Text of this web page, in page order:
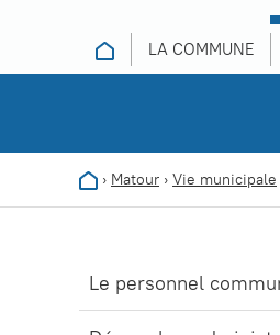
LA COMMUNE
› Matour › Vie municipale
Le personnel